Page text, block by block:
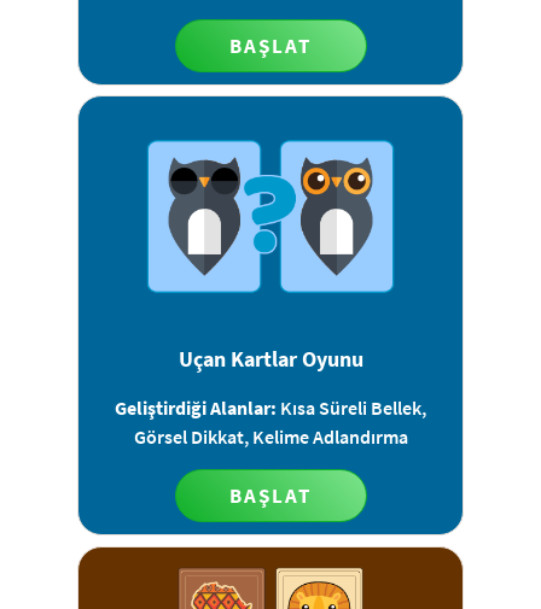
BAŞLAT
Uçan Kartlar Oyunu
Geliştirdiği Alanlar: Kısa Süreli Bellek,
Görsel Dikkat, Kelime Adlandırma
BAŞLAT